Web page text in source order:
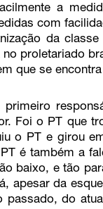
a
com
da
proletariado
que se
Foi o PT que
o PT e girou
é também a
baixo, e tão
apesar da
passado, do